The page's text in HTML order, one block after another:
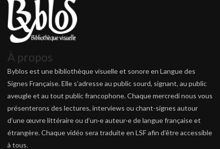
À propos
Byblos est une bibliothèque visuelle et sonore en Langue des
Signes Française. Elle s’adresse au public sourd, signant, au public
aveugle et au tout public francophone. Chaque mercredi nous vous
présenterons des lectures, interviews ou chant-signes autour
d’une œuvre littéraire ou d’un·e auteur·e de langue française et
étrangère. Chaque vidéo sera traduite en LSF afin d’être accessible
à tous.